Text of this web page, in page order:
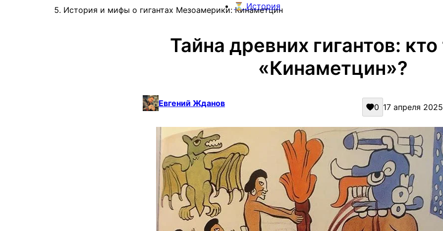
⏳ История
История и мифы о гигантах Мезоамерики: Кинаметцин
Тайна древних гигантов: кто
«Кинаметцин»?
Евгений Жданов 0 17 апреля